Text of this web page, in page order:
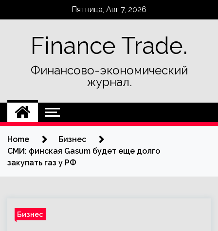
Пятница, Авг 7, 2026
Finance Trade.
Финансово-экономический
журнал.
Home
Бизнес
СМИ: финская Gasum будет еще долго
закупать газ у РФ
Бизнес